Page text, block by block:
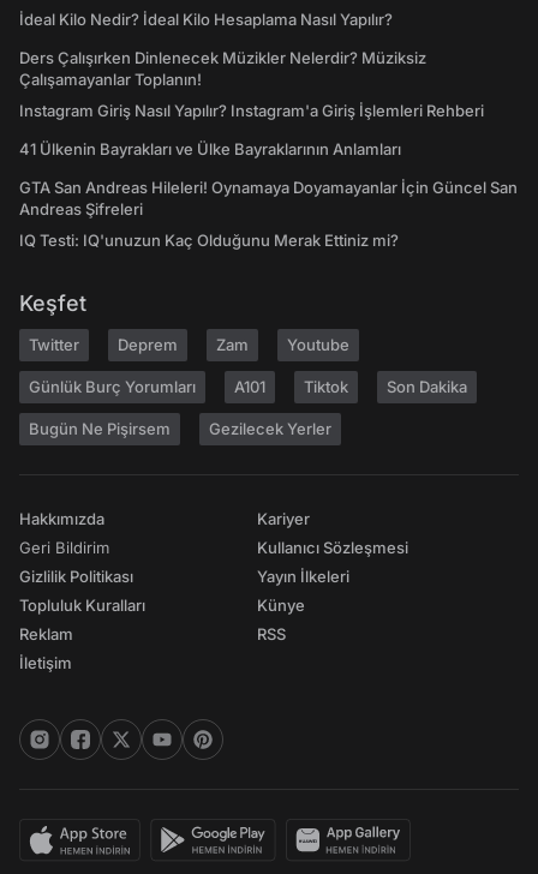
İdeal Kilo Nedir? İdeal Kilo Hesaplama Nasıl Yapılır?
Ders Çalışırken Dinlenecek Müzikler Nelerdir? Müziksiz
Çalışamayanlar Toplanın!
Instagram Giriş Nasıl Yapılır? Instagram'a Giriş İşlemleri Rehberi
41 Ülkenin Bayrakları ve Ülke Bayraklarının Anlamları
GTA San Andreas Hileleri! Oynamaya Doyamayanlar İçin Güncel San
Andreas Şifreleri
IQ Testi: IQ'unuzun Kaç Olduğunu Merak Ettiniz mi?
Keşfet
Twitter Deprem Zam Youtube
Günlük Burç Yorumları A101 Tiktok Son Dakika
Bugün Ne Pişirsem Gezilecek Yerler
Hakkımızda
Geri Bildirim
Gizlilik Politikası
Topluluk Kuralları
Reklam
İletişim
Kariyer
Kullanıcı Sözleşmesi
Yayın İlkeleri
Künye
RSS